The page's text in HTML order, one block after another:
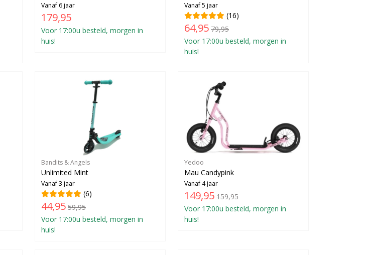
Vanaf 6 jaar
179,95
Voor 17:00u besteld, morgen in
huis!
Vanaf 5 jaar
(16)
64,95 79,95
Voor 17:00u besteld, morgen in
huis!
Bandits & Angels
Unlimited Mint
Vanaf 3 jaar
(6)
44,95 59,95
Voor 17:00u besteld, morgen in
huis!
Yedoo
Mau Candypink
Vanaf 4 jaar
149,95 159,95
Voor 17:00u besteld, morgen in
huis!